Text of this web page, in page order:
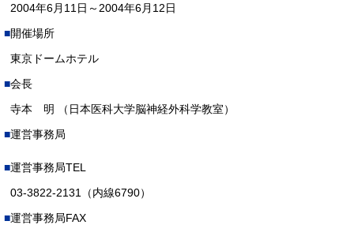
2004年6月11日～2004年6月12日
開催場所
東京ドームホテル
会長
寺本 明 （日本医科大学脳神経外科学教室）
運営事務局
運営事務局TEL
03-3822-2131（内線6790）
運営事務局FAX